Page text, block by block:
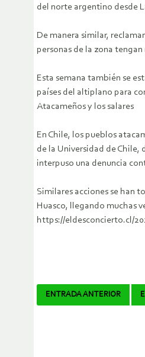
del norte argentino desde
De manera similar,
personas de la zona
Esta semana también se
países del altiplano para
Atacameños y los salares
En Chile, los pueblos
de la Universidad de Chile,
interpuso una denuncia
Similares acciones se han
Huasco, llegando muchas
https://eldesconcierto.cl/
Navegador
ENTRADA ANTERIOR